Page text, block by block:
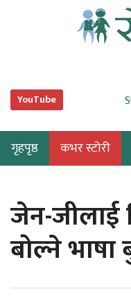
YouTube
गृहपृष्ठ कभर स्टोरी
जेन-जीलाई
बोल्ने भाषा